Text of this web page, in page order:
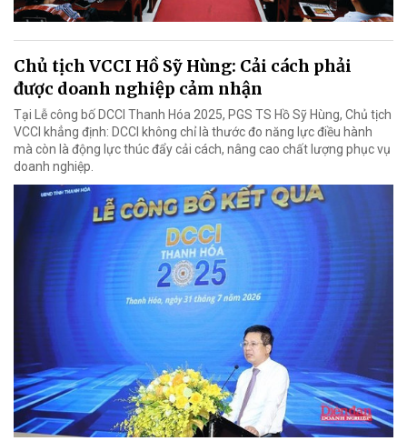
Chủ tịch VCCI Hồ Sỹ Hùng: Cải cách phải
được doanh nghiệp cảm nhận
Tại Lễ công bố DCCI Thanh Hóa 2025, PGS TS Hồ Sỹ Hùng, Chủ tịch
VCCI khẳng định: DCCI không chỉ là thước đo năng lực điều hành
mà còn là động lực thúc đẩy cải cách, nâng cao chất lượng phục vụ
doanh nghiệp.